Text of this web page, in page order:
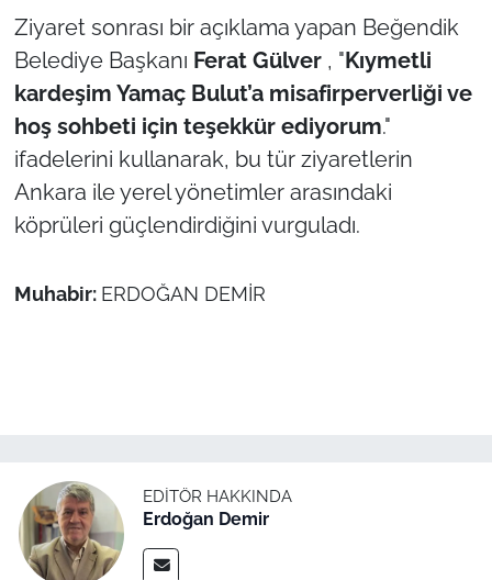
Ziyaret sonrası bir açıklama yapan Beğendik
Belediye Başkanı Ferat Gülver, "Kıymetli
kardeşim Yamaç Bulut’a misafirperverliği ve
hoş sohbeti için teşekkür ediyorum."
ifadelerini kullanarak, bu tür ziyaretlerin
Ankara ile yerel yönetimler arasındaki
köprüleri güçlendirdiğini vurguladı.
Muhabir: ERDOĞAN DEMİR
EDITÖR HAKKINDA
Erdoğan Demir